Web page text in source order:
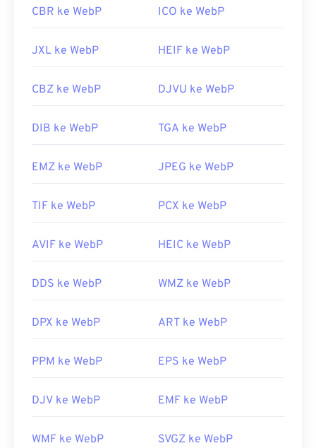
CBR ke WebP ICO ke WebP
JXL ke WebP HEIF ke WebP
CBZ ke WebP DJVU ke WebP
DIB ke WebP TGA ke WebP
EMZ ke WebP JPEG ke WebP
TIF ke WebP PCX ke WebP
AVIF ke WebP HEIC ke WebP
DDS ke WebP WMZ ke WebP
DPX ke WebP ART ke WebP
PPM ke WebP EPS ke WebP
DJV ke WebP EMF ke WebP
WMF ke WebP SVGZ ke WebP